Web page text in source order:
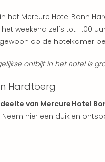
het Mercure Hotel Bonn
weekend zelfs tot 11:00
op de hotelkamer
ontbijt in het hotel is
Hardtberg
van Mercure Hotel
Neem hier een duik en